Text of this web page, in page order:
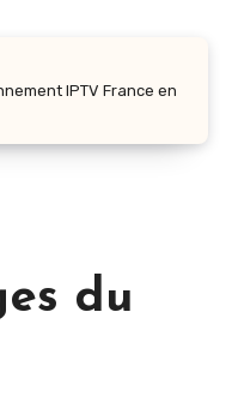
IPTV France en
du